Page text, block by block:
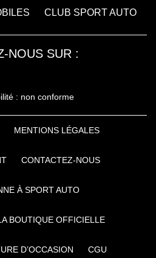
CLUB SPORT AUTO
NOUS SUR :
: non conforme
MENTIONS LÉGALES
CONTACTEZ-NOUS
À SPORT AUTO
BOUTIQUE OFFICIELLE
D’OCCASION CGU